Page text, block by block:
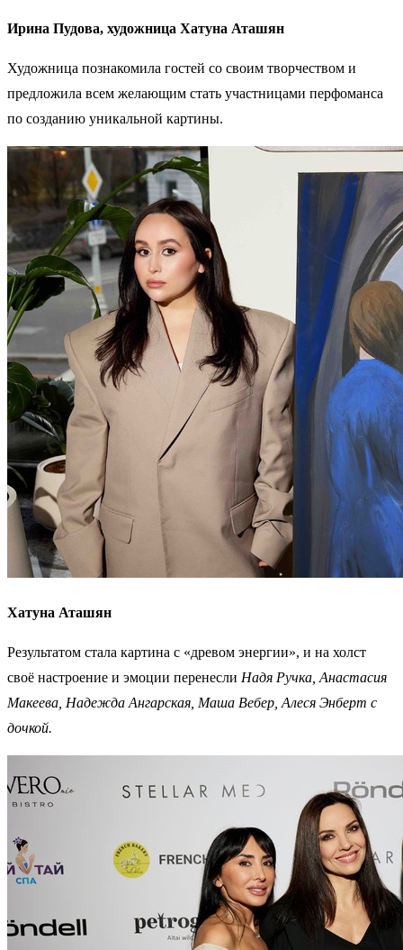
Ирина Пудова, художница Хатуна Аташян
Художница познакомила гостей со своим творчеством и
предложила всем желающим стать участницами перфоманса
по созданию уникальной картины.
Хатуна Аташян
Результатом стала картина с «древом энергии», и на холст
своё настроение и эмоции перенесли Надя Ручка, Анастасия
Макеева, Надежда Ангарская, Маша Вебер, Алеся Энберт с
дочкой.